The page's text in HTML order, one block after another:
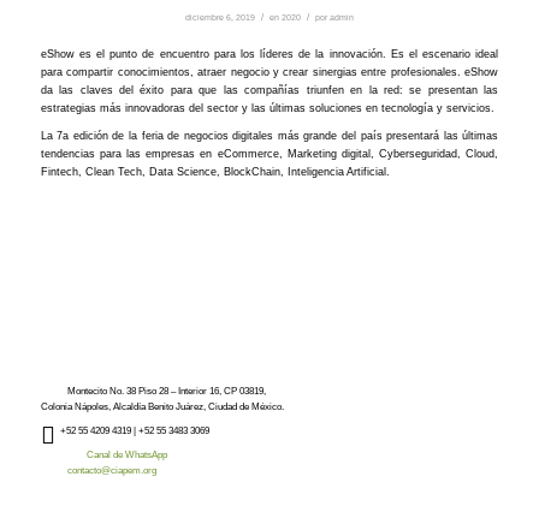
diciembre 6, 2019 / en 2020 / por admin
eShow es el punto de encuentro para los líderes de la innovación. Es el escenario ideal
para compartir conocimientos, atraer negocio y crear sinergias entre profesionales. eShow
da las claves del éxito para que las compañías triunfen en la red: se presentan las
estrategias más innovadoras del sector y las últimas soluciones en tecnología y servicios.
La 7a edición de la feria de negocios digitales más grande del país presentará las últimas
tendencias para las empresas en eCommerce, Marketing digital, Cyberseguridad, Cloud,
Fintech, Clean Tech, Data Science, BlockChain, Inteligencia Artificial.
Montecito No. 38 Piso 28 – Interior 16, CP 03819,
Colonia Nápoles, Alcaldía Benito Juárez, Ciudad de México.
+52 55 4209 4319 | +52 55 3483 3069
Canal de WhatsApp
contacto@ciapem.org